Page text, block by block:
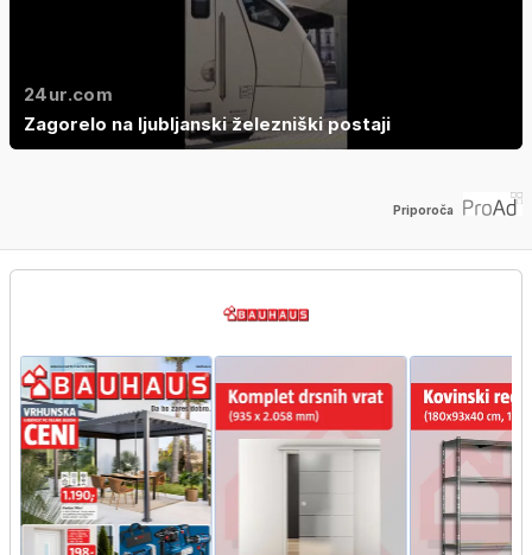
24ur.com
Zagorelo na ljubljanski železniški postaji
Priporoča